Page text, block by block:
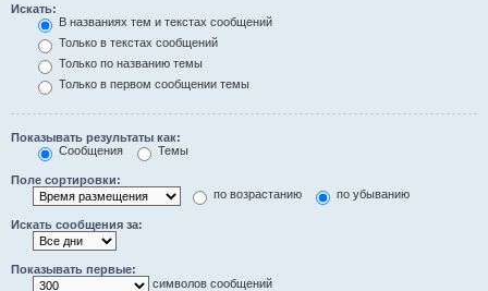
Искать:
В названиях тем и текстах сообщений
Только в текстах сообщений
Только по названию темы
Только в первом сообщении темы
Показывать результаты как:
Сообщения
Темы
Поле сортировки:
по возрастанию
по убыванию
Искать сообщения за:
Показывать первые:
символов сообщений